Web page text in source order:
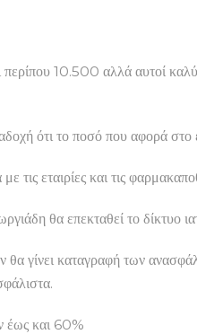
περίπου 10.500 αλλά αυτοί
ότι το ποσό που αφορά στο
τις εταιρίες και τις
θα επεκταθεί το δίκτυο
γίνει καταγραφή των
έως και 60%